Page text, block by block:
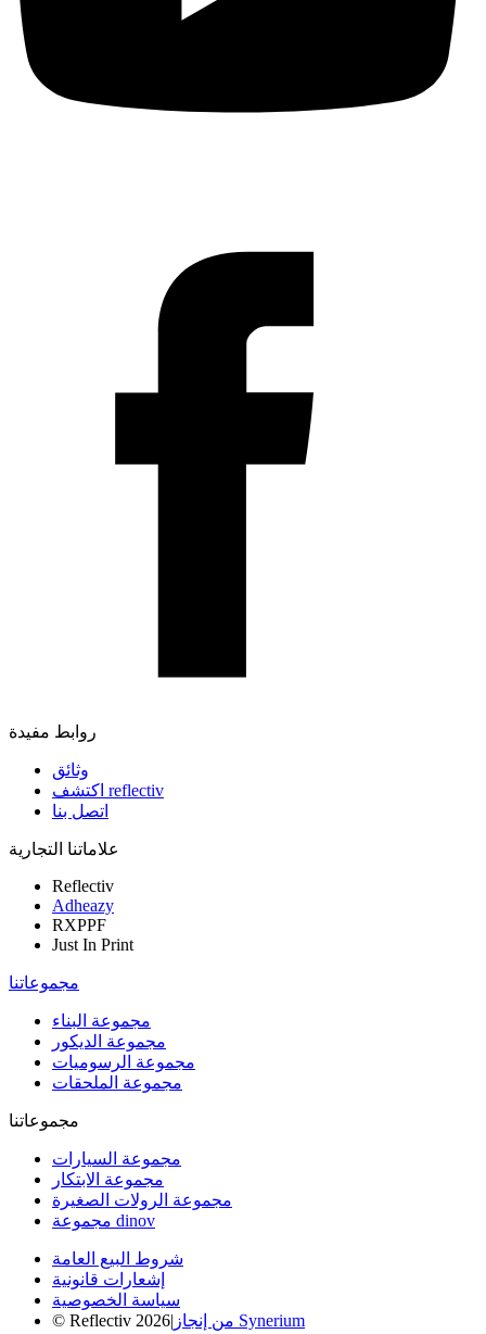
روابط مفيدة
وثائق
اكتشف reflectiv
اتصل بنا
علاماتنا التجارية
Reflectiv
Adheazy
RXPPF
Just In Print
مجموعاتنا
مجموعة البناء
مجموعة الديكور
مجموعة الرسوميات
مجموعة الملحقات
مجموعاتنا
مجموعة السيارات
مجموعة الابتكار
مجموعة الرولات الصغيرة
مجموعة dinov
شروط البيع العامة
إشعارات قانونية
سياسة الخصوصية
© Reflectiv 2026| من إنجاز Synerium